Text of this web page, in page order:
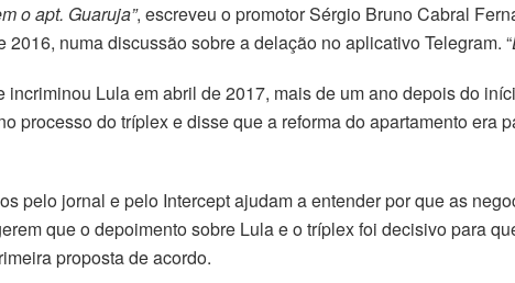
o apt. Guaruja”, escreveu o promotor Sérgio Bruno Cabral
numa discussão sobre a delação no aplicativo Telegram. “
Lula em abril de 2017, mais de um ano depois do
processo do tríplex e disse que a reforma do apartamento era
pelo jornal e pelo Intercept ajudam a entender por que as
que o depoimento sobre Lula e o tríplex foi decisivo para
proposta de acordo.